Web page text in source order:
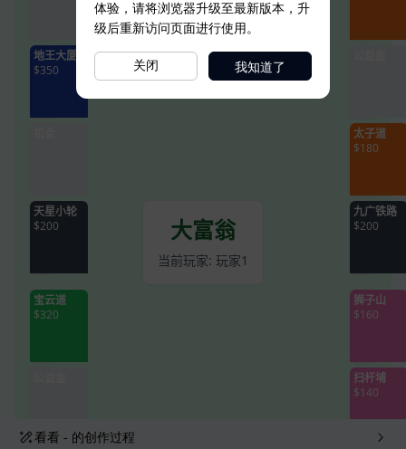
看看 - 的创作过程
体验，请将浏览器升级至最新版本，升
级后重新访问页面进行使用。
关闭 我知道了